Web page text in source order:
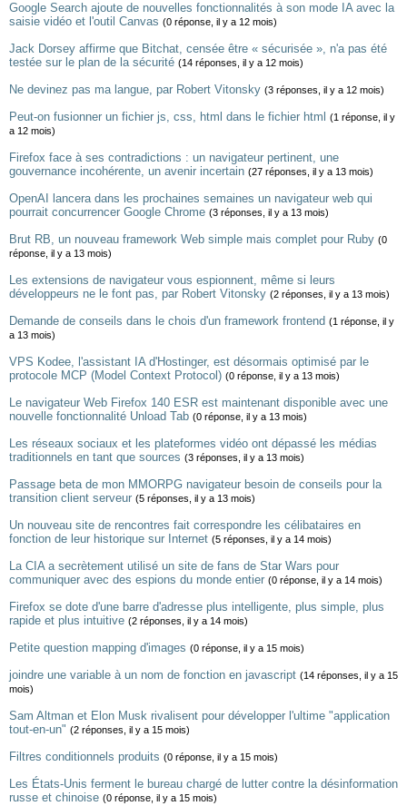
Google Search ajoute de nouvelles fonctionnalités à son mode IA avec la
saisie vidéo et l'outil Canvas (0 réponse, il y a 12 mois)
Jack Dorsey affirme que Bitchat, censée être « sécurisée », n'a pas été
testée sur le plan de la sécurité (14 réponses, il y a 12 mois)
Ne devinez pas ma langue, par Robert Vitonsky (3 réponses, il y a 12 mois)
Peut-on fusionner un fichier js, css, html dans le fichier html
(1 réponse, il y
a 12 mois)
Firefox face à ses contradictions : un navigateur pertinent, une
gouvernance incohérente, un avenir incertain (27 réponses, il y a 13 mois)
OpenAI lancera dans les prochaines semaines un navigateur web qui
pourrait concurrencer Google Chrome (3 réponses, il y a 13 mois)
Brut RB, un nouveau framework Web simple mais complet pour Ruby (0
réponse, il y a 13 mois)
Les extensions de navigateur vous espionnent, même si leurs
développeurs ne le font pas, par Robert Vitonsky (2 réponses, il y a 13 mois)
Demande de conseils dans le chois d'un framework frontend (1 réponse, il y
a 13 mois)
VPS Kodee, l'assistant IA d'Hostinger, est désormais optimisé par le
protocole MCP (Model Context Protocol) (0 réponse, il y a 13 mois)
Le navigateur Web Firefox 140 ESR est maintenant disponible avec une
nouvelle fonctionnalité Unload Tab (0 réponse, il y a 13 mois)
Les réseaux sociaux et les plateformes vidéo ont dépassé les médias
traditionnels en tant que sources (3 réponses, il y a 13 mois)
Passage beta de mon MMORPG navigateur besoin de conseils pour la
transition client serveur (5 réponses, il y a 13 mois)
Un nouveau site de rencontres fait correspondre les célibataires en
fonction de leur historique sur Internet (5 réponses, il y a 14 mois)
La CIA a secrètement utilisé un site de fans de Star Wars pour
communiquer avec des espions du monde entier (0 réponse, il y a 14 mois)
Firefox se dote d'une barre d'adresse plus intelligente, plus simple, plus
rapide et plus intuitive (2 réponses, il y a 14 mois)
Petite question mapping d'images (0 réponse, il y a 15 mois)
joindre une variable à un nom de fonction en javascript (14 réponses, il y a 15
mois)
Sam Altman et Elon Musk rivalisent pour développer l'ultime "application
tout-en-un" (2 réponses, il y a 15 mois)
Filtres conditionnels produits (0 réponse, il y a 15 mois)
Les États-Unis ferment le bureau chargé de lutter contre la désinformation
russe et chinoise (0 réponse, il y a 15 mois)